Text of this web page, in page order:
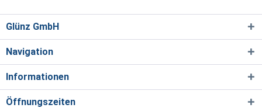
Glünz GmbH
Navigation
Informationen
Öffnungszeiten